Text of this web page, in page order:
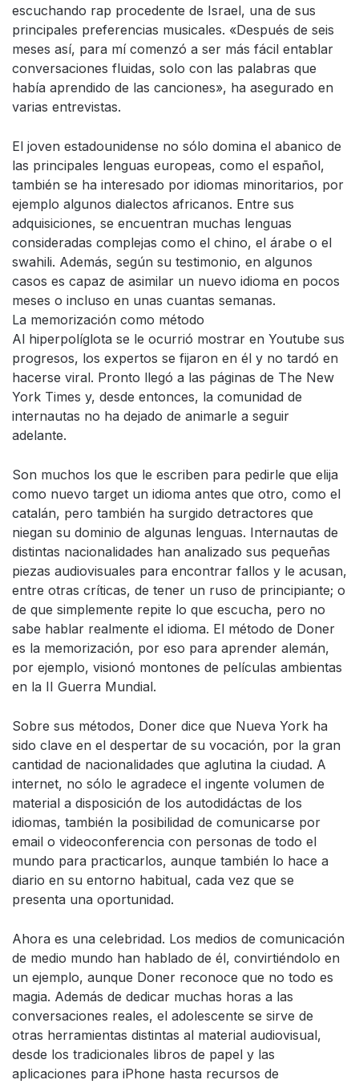
escuchando rap procedente de Israel, una de sus
principales preferencias musicales. «Después de seis
meses así, para mí comenzó a ser más fácil entablar
conversaciones fluidas, solo con las palabras que
había aprendido de las canciones», ha asegurado en
varias entrevistas.
El joven estadounidense no sólo domina el abanico de
las principales lenguas europeas, como el español,
también se ha interesado por idiomas minoritarios, por
ejemplo algunos dialectos africanos. Entre sus
adquisiciones, se encuentran muchas lenguas
consideradas complejas como el chino, el árabe o el
swahili. Además, según su testimonio, en algunos
casos es capaz de asimilar un nuevo idioma en pocos
meses o incluso en unas cuantas semanas.
La memorización como método
Al hiperpolíglota se le ocurrió mostrar en Youtube sus
progresos, los expertos se fijaron en él y no tardó en
hacerse viral. Pronto llegó a las páginas de The New
York Times y, desde entonces, la comunidad de
internautas no ha dejado de animarle a seguir
adelante.
Son muchos los que le escriben para pedirle que elija
como nuevo target un idioma antes que otro, como el
catalán, pero también ha surgido detractores que
niegan su dominio de algunas lenguas. Internautas de
distintas nacionalidades han analizado sus pequeñas
piezas audiovisuales para encontrar fallos y le acusan,
entre otras críticas, de tener un ruso de principiante; o
de que simplemente repite lo que escucha, pero no
sabe hablar realmente el idioma. El método de Doner
es la memorización, por eso para aprender alemán,
por ejemplo, visionó montones de películas ambientas
en la II Guerra Mundial.
Sobre sus métodos, Doner dice que Nueva York ha
sido clave en el despertar de su vocación, por la gran
cantidad de nacionalidades que aglutina la ciudad. A
internet, no sólo le agradece el ingente volumen de
material a disposición de los autodidáctas de los
idiomas, también la posibilidad de comunicarse por
email o videoconferencia con personas de todo el
mundo para practicarlos, aunque también lo hace a
diario en su entorno habitual, cada vez que se
presenta una oportunidad.
Ahora es una celebridad. Los medios de comunicación
de medio mundo han hablado de él, convirtiéndolo en
un ejemplo, aunque Doner reconoce que no todo es
magia. Además de dedicar muchas horas a las
conversaciones reales, el adolescente se sirve de
otras herramientas distintas al material audiovisual,
desde los tradicionales libros de papel y las
aplicaciones para iPhone hasta recursos de